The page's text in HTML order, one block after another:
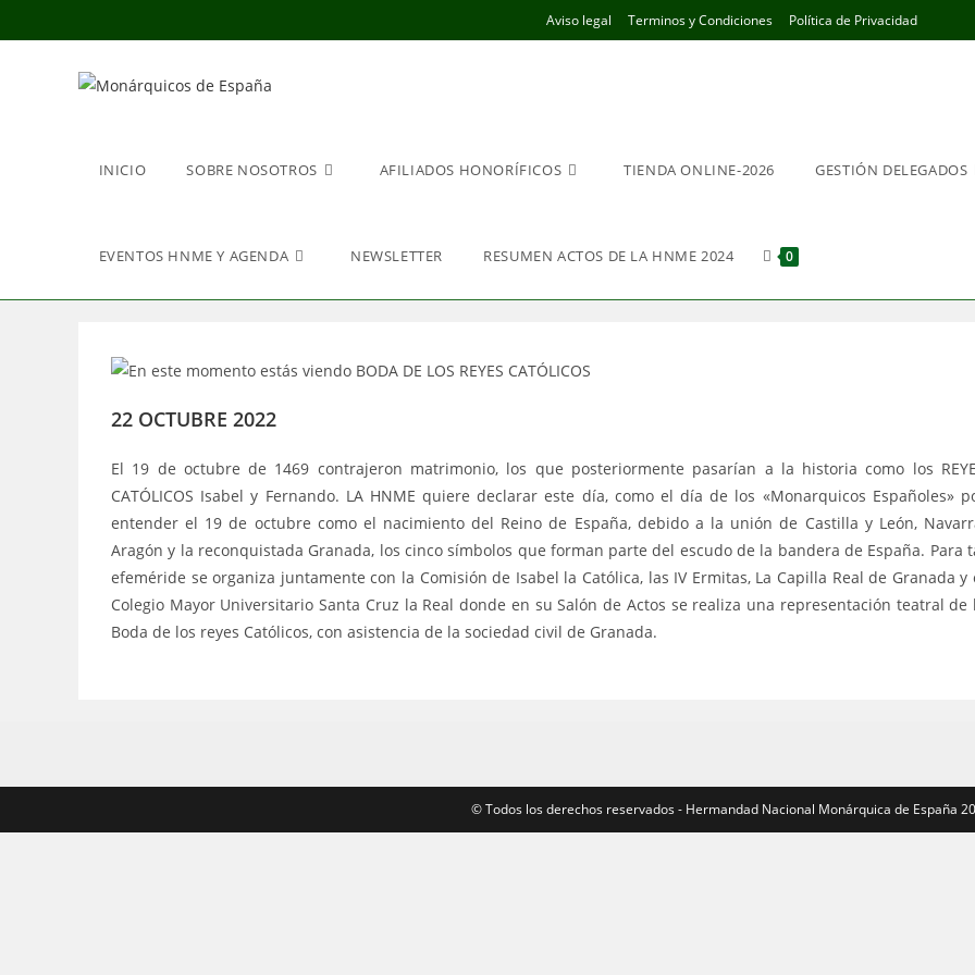
al
Aviso legal Terminos y Condiciones Política de Privacidad
INICIO SOBRE NOSOTROS AFILIADOS HONORÍFICOS TIENDA ONLINE-2026 GESTIÓN DELEGADOS
EVENTOS HNME Y AGENDA NEWSLETTER RESUMEN ACTOS DE LA HNME 2024 0
22 OCTUBRE 2022
El 19 de octubre de 1469 contrajeron matrimonio, los que posteriormente pasarían a la historia como los
CATÓLICOS Isabel y Fernando. LA HNME quiere declarar este día, como el día de los «Monarquicos Españoles»
entender el 19 de octubre como el nacimiento del Reino de España, debido a la unión de Castilla y León,
Aragón y la reconquistada Granada, los cinco símbolos que forman parte del escudo de la bandera de España. Para
efeméride se organiza juntamente con la Comisión de Isabel la Católica, las IV Ermitas, La Capilla Real de Granada y
Colegio Mayor Universitario Santa Cruz la Real donde en su Salón de Actos se realiza una representación teatral de
Boda de los reyes Católicos, con asistencia de la sociedad civil de Granada.
©️ Todos los derechos reservados - Hermandad Nacional Monárquica de España